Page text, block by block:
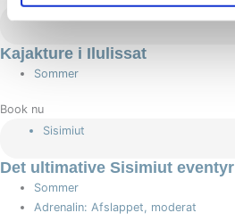
Kajakture i Ilulissat
Sommer
Book nu
Sisimiut
Det ultimative Sisimiut eventyr
Sommer
Adrenalin: Afslappet, moderat